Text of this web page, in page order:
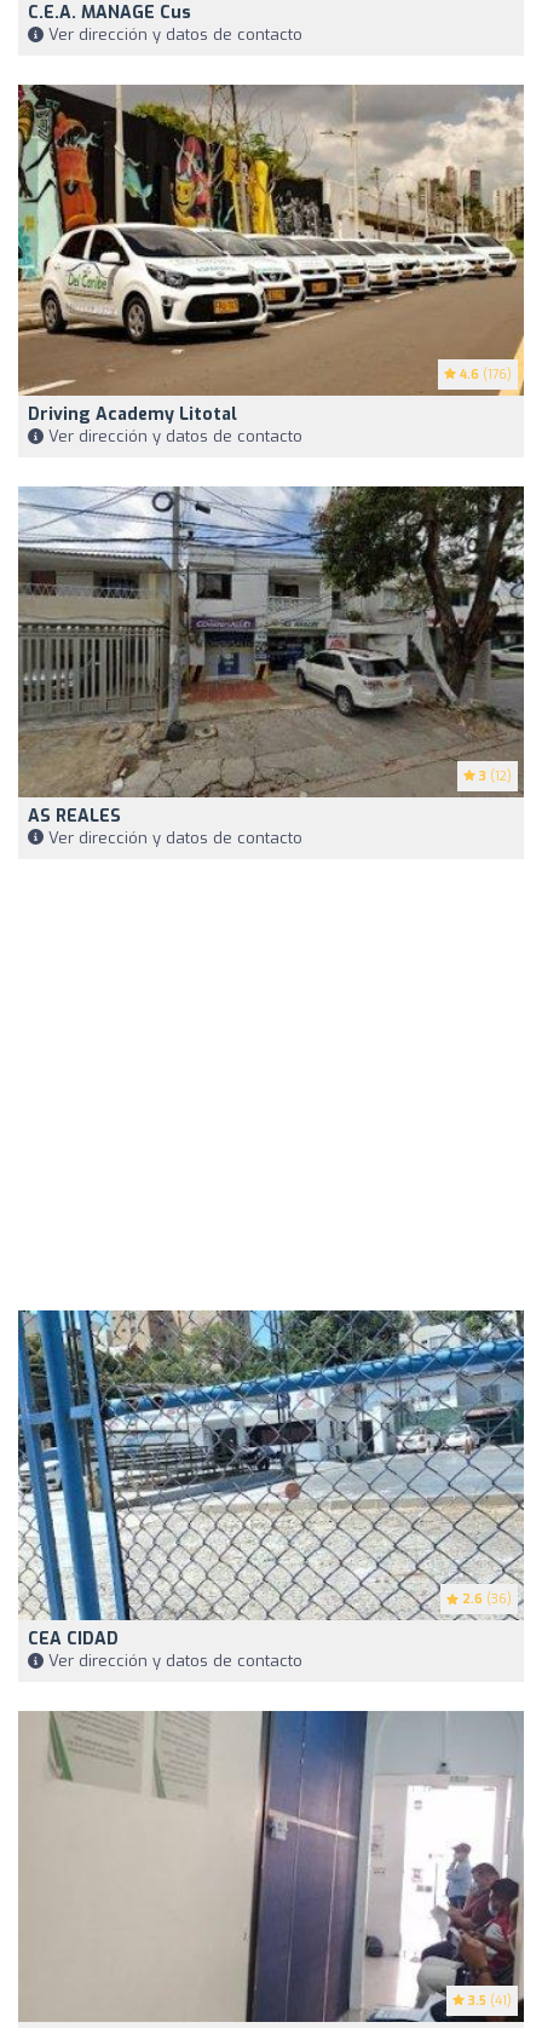
C.E.A. MANAGE Cus
Ver dirección y datos de contacto
4.6 (176)
Driving Academy Litotal
Ver dirección y datos de contacto
3 (12)
AS REALES
Ver dirección y datos de contacto
2.6 (36)
CEA CIDAD
Ver dirección y datos de contacto
3.5 (41)